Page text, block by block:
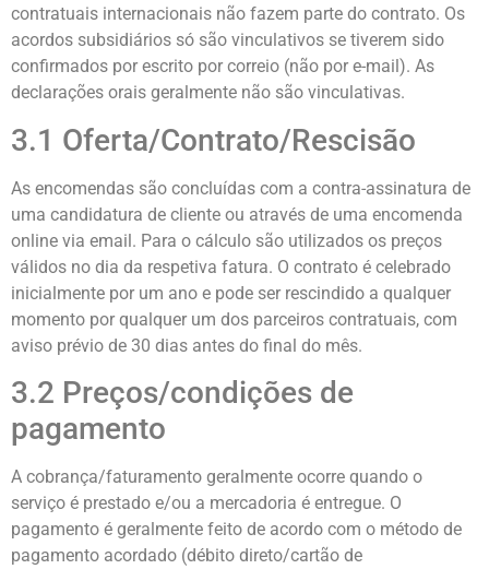
contratuais internacionais não fazem parte do contrato. Os
acordos subsidiários só são vinculativos se tiverem sido
confirmados por escrito por correio (não por e-mail). As
declarações orais geralmente não são vinculativas.
3.1 Oferta/Contrato/Rescisão
As encomendas são concluídas com a contra-assinatura de
uma candidatura de cliente ou através de uma encomenda
online via email. Para o cálculo são utilizados os preços
válidos no dia da respetiva fatura. O contrato é celebrado
inicialmente por um ano e pode ser rescindido a qualquer
momento por qualquer um dos parceiros contratuais, com
aviso prévio de 30 dias antes do final do mês.
3.2 Preços/condições de
pagamento
A cobrança/faturamento geralmente ocorre quando o
serviço é prestado e/ou a mercadoria é entregue. O
pagamento é geralmente feito de acordo com o método de
pagamento acordado (débito direto/cartão de